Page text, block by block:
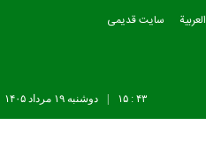
العربیة سایت قدیمی
دوشنبه ۱۹ مرداد ۱۴۰۵ ۴۳ : ۱۵